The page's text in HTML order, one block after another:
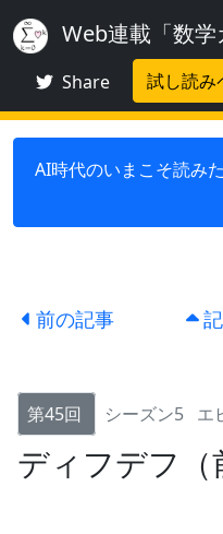
Web連載「数学
Share 試し読み
AI時代のいまこそ読み
前の記事
第45回 シーズン5 エ
ディフデフ（